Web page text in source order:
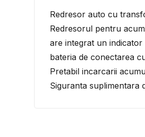
Redresor auto cu
Redresorul pentru
are integrat un
bateria de conectarea
Pretabil incarcarii
Siguranta suplimentara